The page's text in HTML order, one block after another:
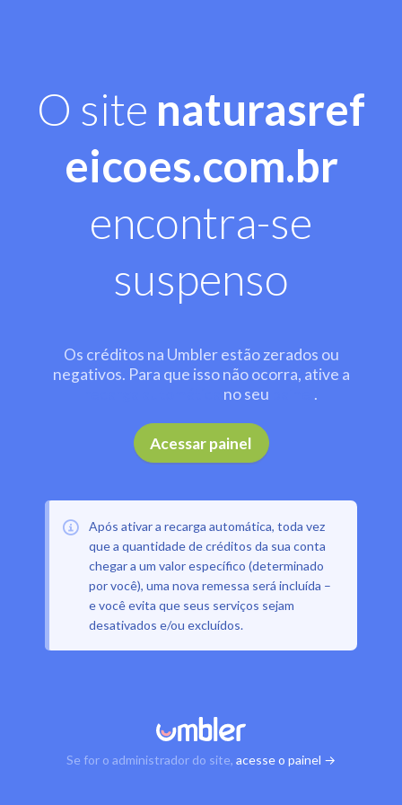
O site naturasref
eicoes.com.br
encontra-se
suspenso
Os créditos na Umbler estão zerados ou
negativos. Para que isso não ocorra, ative a
no seu .
Acessar painel
Após ativar a recarga automática, toda vez
que a quantidade de créditos da sua conta
chegar a um valor específico (determinado
por você), uma nova remessa será incluída –
e você evita que seus serviços sejam
desativados e/ou excluídos.
Se for o administrador do site, acesse o painel →